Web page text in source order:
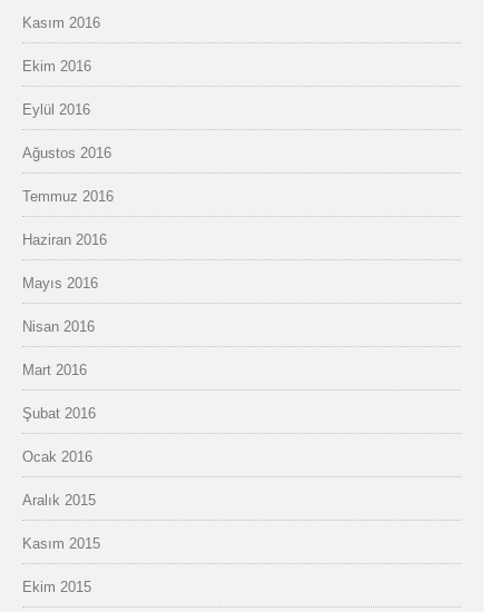
Kasım 2016
Ekim 2016
Eylül 2016
Ağustos 2016
Temmuz 2016
Haziran 2016
Mayıs 2016
Nisan 2016
Mart 2016
Şubat 2016
Ocak 2016
Aralık 2015
Kasım 2015
Ekim 2015